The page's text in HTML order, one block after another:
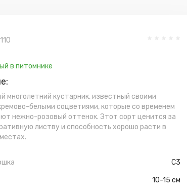
в питомнике
многолетний кустарник, известный своими
белыми соцветиями, которые со временем
нежно-розовый оттенок. Этот сорт ценится за
листву и способность хорошо расти в
С3
10-15 см